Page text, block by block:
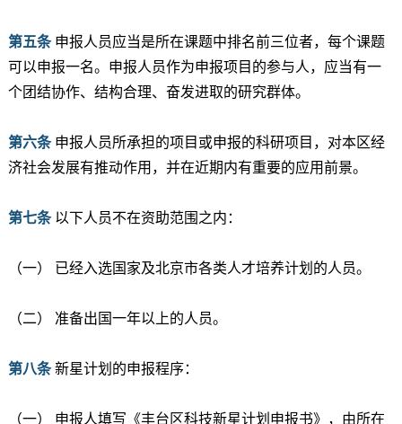
第五条申报人员应当是所在课题中排名前三位者，每个课题
可以申报一名。申报人员作为申报项目的参与人，应当有一
个团结协作、结构合理、奋发进取的研究群体。
第六条申报人员所承担的项目或申报的科研项目，对本区经
济社会发展有推动作用，并在近期内有重要的应用前景。
第七条以下人员不在资助范围之内：
（一） 已经入选国家及北京市各类人才培养计划的人员。
（二） 准备出国一年以上的人员。
第八条新星计划的申报程序：
（一） 申报人填写《丰台区科技新星计划申报书》，由所在